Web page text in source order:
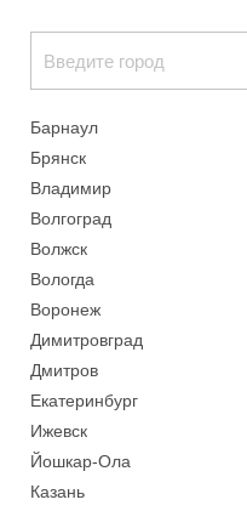
Барнаул
Брянск
Владимир
Волгоград
Волжск
Вологда
Воронеж
Димитровград
Дмитров
Екатеринбург
Ижевск
Йошкар-Ола
Казань